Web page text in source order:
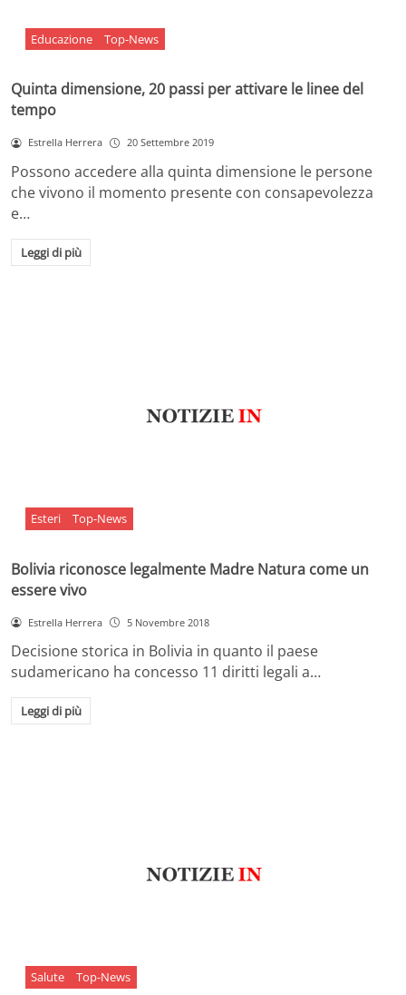
Educazione Top-News
Quinta dimensione, 20 passi per attivare le linee del
tempo
Estrella Herrera 20 Settembre 2019
Possono accedere alla quinta dimensione le persone
che vivono il momento presente con consapevolezza
e…
Leggi di più
Esteri Top-News
Bolivia riconosce legalmente Madre Natura come un
essere vivo
Estrella Herrera 5 Novembre 2018
Decisione storica in Bolivia in quanto il paese
sudamericano ha concesso 11 diritti legali a…
Leggi di più
Salute Top-News